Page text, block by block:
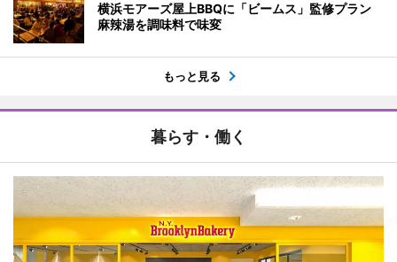
横浜モアーズ屋上BBQに「ビームス」監修プラン
麻辣湯を調味料で味変
もっと見る
暮らす・働く